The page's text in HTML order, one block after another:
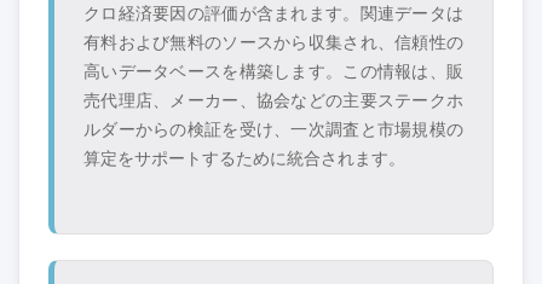
クロ経済要因の評価が含まれます。関連データは
有料および無料のソースから収集され、信頼性の
高いデータベースを構築します。この情報は、販
売代理店、メーカー、協会などの主要ステークホ
ルダーからの検証を受け、一次調査と市場規模の
算定をサポートするために統合されます。